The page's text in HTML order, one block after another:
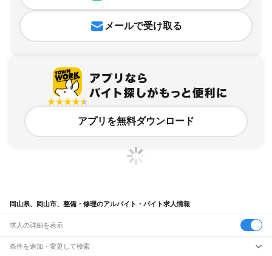
メールで受け取る
アプリを無料ダウンロード
岡山県、岡山市、整備・修理のアルバイト・バイト求人情報
求人の詳細を表示
条件を追加・変更して検索